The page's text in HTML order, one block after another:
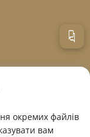
окремих файлів
вам